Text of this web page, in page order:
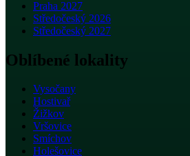
Praha 2027
Středočeský 2026
Středočeský 2027
Oblíbené lokality
Vysočany
Hostivař
Žižkov
Vršovice
Smíchov
Holešovice